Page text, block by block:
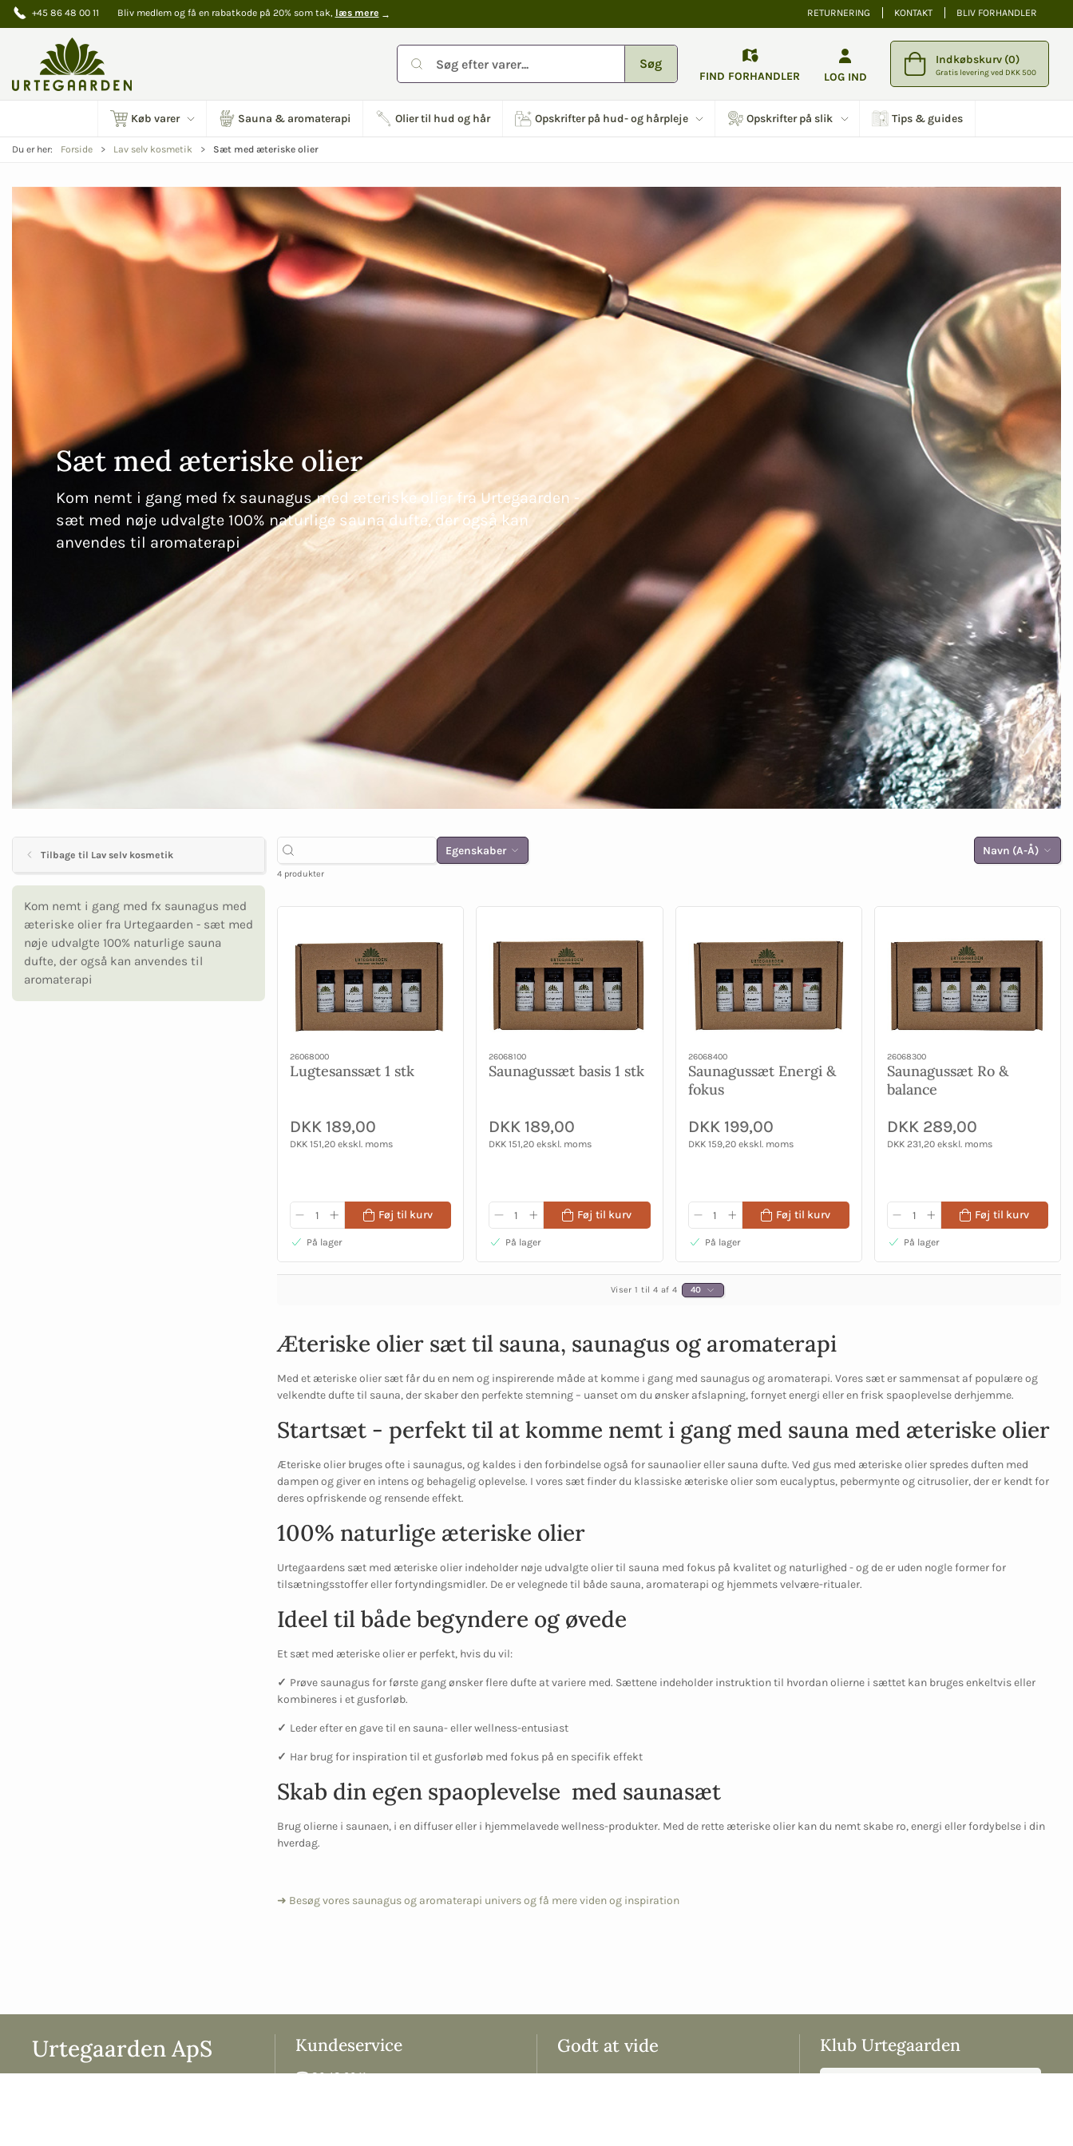
+45 86 48 00 11 Bliv medlem og få en rabatkode på 20% som tak, læs mere RETURNERING KONTAKT BLIV FORHANDLER
Søg
FIND FORHANDLER LOG IND
Indkøbskurv (0)
Gratis levering ved DKK 500
Køb varer Sauna & aromaterapi Olier til hud og hår Opskrifter på hud- og hårpleje Opskrifter på slik Tips & guides
Du er her: Forside Lav selv kosmetik Sæt med æteriske olier
Sæt med æteriske olier
Kom nemt i gang med fx saunagus med æteriske olier fra Urtegaarden -
sæt med nøje udvalgte 100% naturlige sauna dufte, der også kan
anvendes til aromaterapi
Tilbage til Lav selv kosmetik
Kom nemt i gang med fx saunagus med
æteriske olier fra Urtegaarden - sæt med
nøje udvalgte 100% naturlige sauna
dufte, der også kan anvendes til
aromaterapi
Egenskaber Navn (A-Å)
4 produkter
26068000
Lugtesanssæt 1 stk
DKK 189,00
DKK 151,20 ekskl. moms
Føj til kurv
På lager
26068100
Saunagussæt basis 1 stk
DKK 189,00
DKK 151,20 ekskl. moms
Føj til kurv
På lager
26068400
Saunagussæt Energi &
fokus
DKK 199,00
DKK 159,20 ekskl. moms
Føj til kurv
På lager
26068300
Saunagussæt Ro &
balance
DKK 289,00
DKK 231,20 ekskl. moms
Føj til kurv
På lager
Viser 1 til 4 af 4 40
Æteriske olier sæt til sauna, saunagus og aromaterapi
Med et æteriske olier sæt får du en nem og inspirerende måde at komme i gang med saunagus og aromaterapi. Vores sæt er sammensat af populære og
velkendte dufte til sauna, der skaber den perfekte stemning – uanset om du ønsker afslapning, fornyet energi eller en frisk spaoplevelse derhjemme.
Startsæt - perfekt til at komme nemt i gang med sauna med æteriske olier
Æteriske olier bruges ofte i saunagus, og kaldes i den forbindelse også for saunaolier eller sauna dufte. Ved gus med æteriske olier spredes duften med
dampen og giver en intens og behagelig oplevelse. I vores sæt finder du klassiske æteriske olier som eucalyptus, pebermynte og citrusolier, der er kendt for
deres opfriskende og rensende effekt.
100% naturlige æteriske olier
Urtegaardens sæt med æteriske olier indeholder nøje udvalgte olier til sauna med fokus på kvalitet og naturlighed - og de er uden nogle former for
tilsætningsstoffer eller fortyndingsmidler. De er velegnede til både sauna, aromaterapi og hjemmets velvære-ritualer.
Ideel til både begyndere og øvede
Et sæt med æteriske olier er perfekt, hvis du vil:
✓ Prøve saunagus for første gang ønsker flere dufte at variere med. Sættene indeholder instruktion til hvordan olierne i sættet kan bruges enkeltvis eller
kombineres i et gusforløb.
✓ Leder efter en gave til en sauna- eller wellness-entusiast
✓ Har brug for inspiration til et gusforløb med fokus på en specifik effekt
Skab din egen spaoplevelse med saunasæt
Brug olierne i saunaen, i en diffuser eller i hjemmelavede wellness-produkter. Med de rette æteriske olier kan du nemt skabe ro, energi eller fordybelse i din
hverdag.
➜ Besøg vores saunagus og aromaterapi univers og få mere viden og inspiration
Urtegaarden ApS Kundeservice
☎︎ 86 48 00 11
Godt at vide
Klub Urtegaarden